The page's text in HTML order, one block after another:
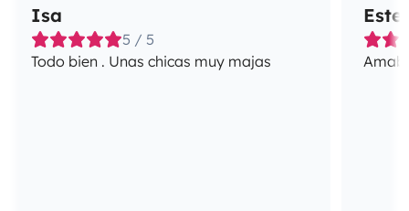
Isa
5 / 5
Todo bien . Unas chicas muy majas